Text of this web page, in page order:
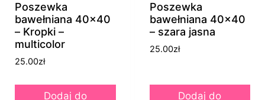
Poszewka
bawełniana 40×40
– Kropki –
multicolor
25.00zł
Dodaj do
Poszewka
bawełniana 40×40
– szara jasna
25.00zł
Dodaj do